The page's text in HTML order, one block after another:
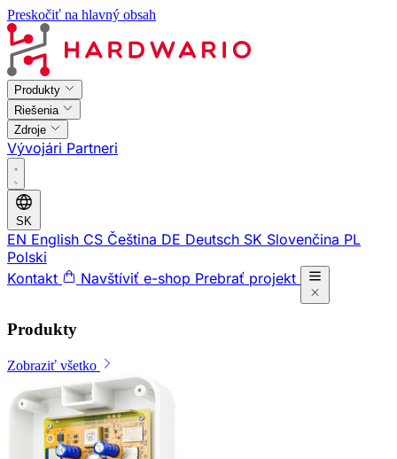
Preskočiť na hlavný obsah
Produkty
Riešenia
Zdroje
Vývojári Partneri
SK
EN English CS Čeština DE Deutsch SK Slovenčina PL
Polski
Kontakt
Navštíviť e-shop Prebrať projekt
Produkty
Zobraziť všetko